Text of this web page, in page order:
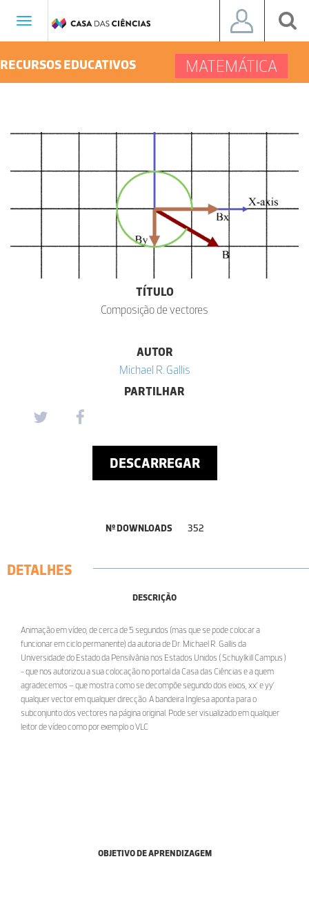
Toggle
RECURSOS EDUCATIVOS MATEMÁTICA
TÍTULO
Composição de vectores
AUTOR
Michael R. Gallis
PARTILHAR
DESCARREGAR
Nº DOWNLOADS 352
DETALHES
DESCRIÇÃO
Animação em vídeo, de cerca de 5 segundos (mas que se pode colocar a
funcionar em ciclo permanente) da autoria de Dr. Michael R. Gallis da
Universidade do Estado da Pensilvânia nos Estados Unidos ( Schuylkill Campus )
- que nos autorizou a sua colocação no portal da Casa das Ciências e a quem
agradecemos – que mostra como se decompõe segundo dois eixos, xx’ e yy’
qualquer vector em qualquer direcção. A bandeira Inglesa aponta para o
subconjunto dos vectores na página original. Pode ser visualizado em qualquer
leitor de vídeo como por exemplo o VLC
OBJETIVO DE APRENDIZAGEM